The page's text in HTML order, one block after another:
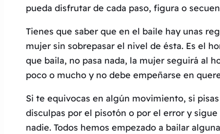
pueda disfrutar de cada paso, figura o
Tienes que saber que en el baile hay unas
mujer sin sobrepasar el nivel de ésta. Es el
que baila, no pasa nada, la mujer seguirá al
poco o mucho y no debe empeñarse en
Si te equivocas en algún movimiento, si
disculpas por el pisotón o por el error y
nadie. Todos hemos empezado a bailar